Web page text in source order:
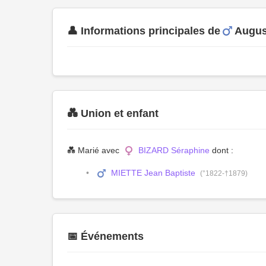
👤 Informations principales de
💑 Union et enfant
💑 Marié avec BIZARD Séraphine dont :
MIETTE Jean Baptiste (°1822-†1879)
📅 Événements